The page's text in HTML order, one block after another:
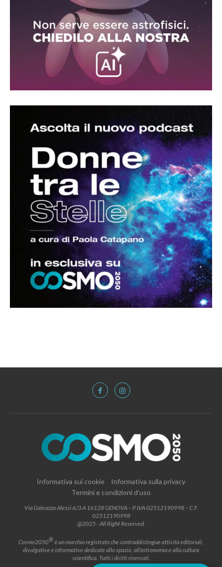
Informativa sui cookie
Informativa sulla privacy
Termini e condizioni d’uso
Via Galeazzo Alessi 6/3 A 16128 GENOVA – P.IVA 02512190998 – C.F.
02512190998
@2025 - All Right Reserved.
Cosmo2050®è un marchio registrato che contraddistingue attività editoriali,
divulgative e informative dedicate allo spazio, all’astronomia e alla cultura
scientifica. Tutti i diritti riservati.